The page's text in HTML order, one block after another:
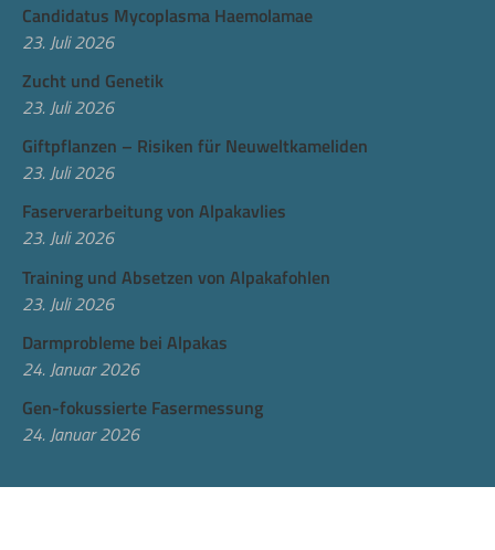
Candidatus Mycoplasma Haemolamae
23. Juli 2026
Zucht und Genetik
23. Juli 2026
Giftpflanzen – Risiken für Neuweltkameliden
23. Juli 2026
Faserverarbeitung von Alpakavlies
23. Juli 2026
Training und Absetzen von Alpakafohlen
23. Juli 2026
Darmprobleme bei Alpakas
24. Januar 2026
Gen-fokussierte Fasermessung
24. Januar 2026